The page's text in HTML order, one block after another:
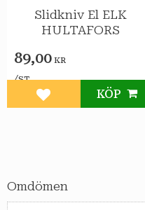
Omdömen
Slidkniv El ELK
HULTAFORS
89,00 KR
/ST
Lägg till i favoriter
KÖP